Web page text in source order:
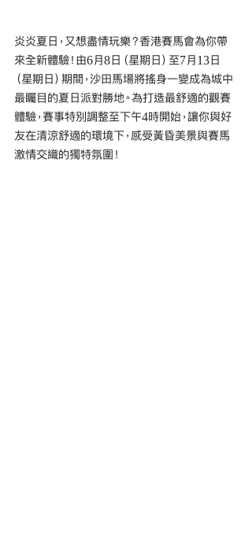
炎炎夏日，又想盡情玩樂？香港賽馬會為你帶
來全新體驗！由6月8日（星期日）至7月13日
（星期日）期間，沙田馬場將搖身一變成為城中
最矚目的夏日派對勝地。為打造最舒適的觀賽
體驗，賽事特別調整至下午4時開始，讓你與好
友在清涼舒適的環境下，感受黃昏美景與賽馬
激情交織的獨特氛圍！